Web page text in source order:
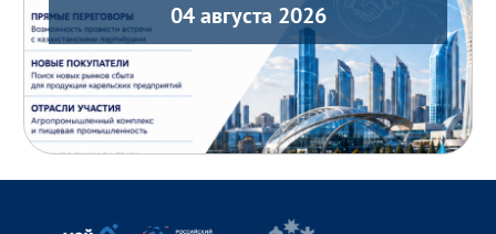
04 августа 2026